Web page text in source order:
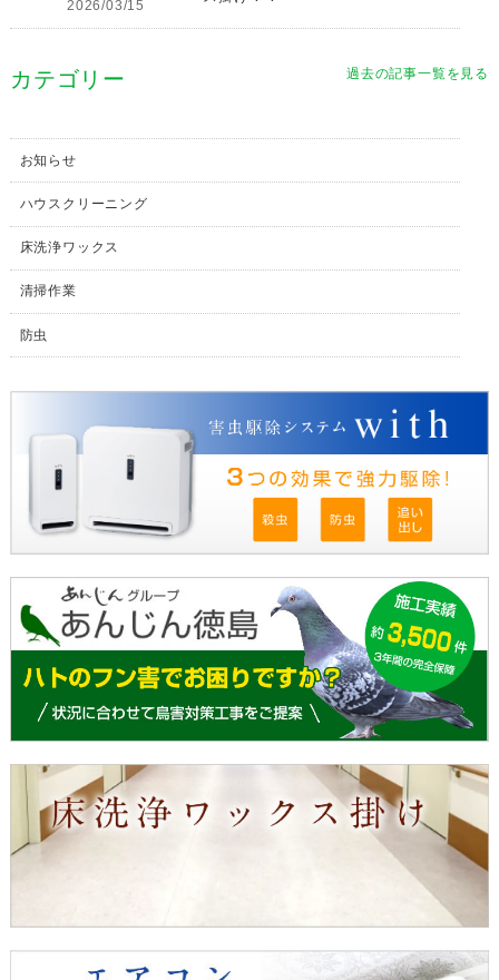
2026/03/15
過去の記事一覧を見る
カテゴリー
お知らせ
ハウスクリーニング
床洗浄ワックス
清掃作業
防虫